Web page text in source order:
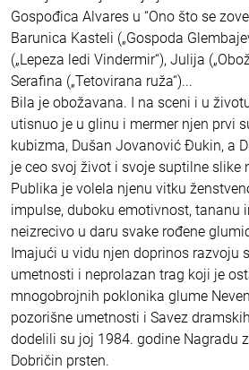
Gospođica Alvares u “Ono što se
Barunica Kasteli („Gospoda
(„Lepeza ledi Vindermir“), Julija
Serafina („Tetovirana ruža“)...
Bila je obožavana. I na sceni i u
utisnuo je u glinu i mermer njen prvi
kubizma, Dušan Jovanović Đukin, a
je ceo svoj život i svoje suptilne
Publika je volela njenu vitku
impulse, duboku emotivnost, tananu
neizrecivo u daru svake rođene
Imajući u vidu njen doprinos razvoju
umetnosti i neprolazan trag koji je
mnogobrojnih poklonika glume
pozorišne umetnosti i Savez
dodelili su joj 1984. godine Nagradu
Dobričin prsten.